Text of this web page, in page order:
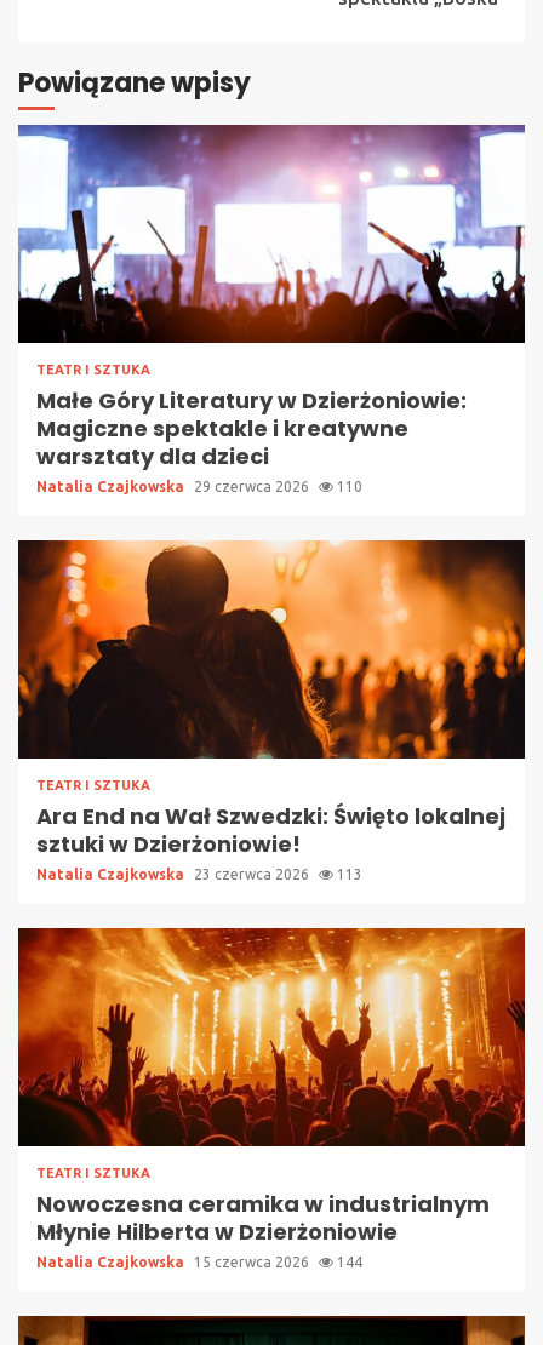
Powiązane wpisy
TEATR I SZTUKA
Małe Góry Literatury w Dzierżoniowie:
Magiczne spektakle i kreatywne
warsztaty dla dzieci
Natalia Czajkowska 29 czerwca 2026 110
TEATR I SZTUKA
Ara End na Wał Szwedzki: Święto lokalnej
sztuki w Dzierżoniowie!
Natalia Czajkowska 23 czerwca 2026 113
TEATR I SZTUKA
Nowoczesna ceramika w industrialnym
Młynie Hilberta w Dzierżoniowie
Natalia Czajkowska 15 czerwca 2026 144